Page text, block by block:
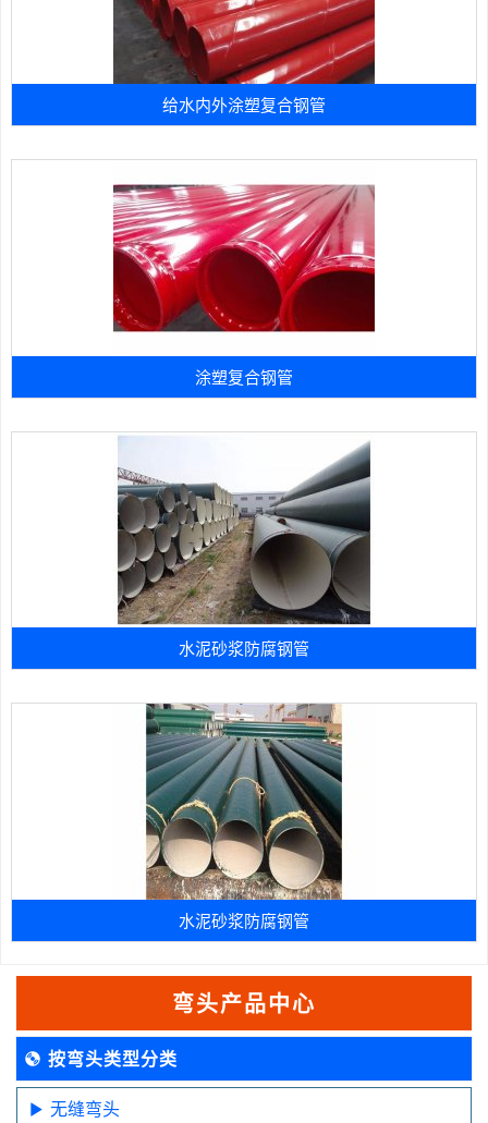
给水内外涂塑复合钢管
涂塑复合钢管
水泥砂浆防腐钢管
水泥砂浆防腐钢管
弯头产品中心
按弯头类型分类
无缝弯头